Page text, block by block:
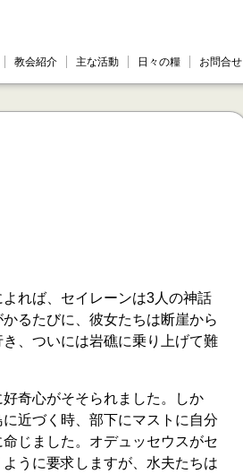
教会紹介 主な活動 日々の糧 お問合せ
よれば、セイレーンは3人の神話
るたびに、彼女たちは断崖から
、ついには岩礁に乗り上げて難
奇心がそそられました。しか
近づく時、部下にマストに自分
じました。オデュッセウスがセ
うに要求しますが、水夫たちは